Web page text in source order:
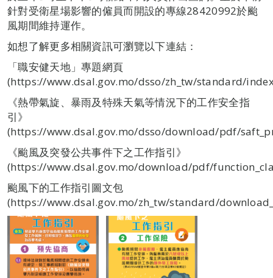
針對受衛星場影響的僱員而開設的專線28420992於颱
風期間維持運作。
如想了解更多相關資訊可瀏覽以下連結：
「職安健天地」專題網頁
(https://www.dsal.gov.mo/dsso/zh_tw/standard/
《熱帶氣旋、暴雨及特殊天氣等情況下的工作安全指
引》
(https://www.dsal.gov.mo/dsso/download/pdf/
《颱風及突發公共事件下之工作指引》
(https://www.dsal.gov.mo/download/pdf/
颱風下的工作指引圖文包
(https://www.dsal.gov.mo/zh_tw/standard/